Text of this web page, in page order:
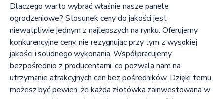
Dlaczego warto wybrać właśnie nasze panele
ogrodzeniowe? Stosunek ceny do jakości jest
niewątpliwie jednym z najlepszych na rynku. Oferujemy
konkurencyjne ceny, nie rezygnując przy tym z wysokiej
jakości i solidnego wykonania. Współpracujemy
bezpośrednio z producentami, co pozwala nam na
utrzymanie atrakcyjnych cen bez pośredników. Dzięki temu
możesz być pewien, że każda złotówka zainwestowana w